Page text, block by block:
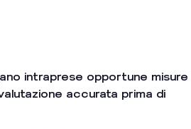
intraprese opportune misure
accurata prima di